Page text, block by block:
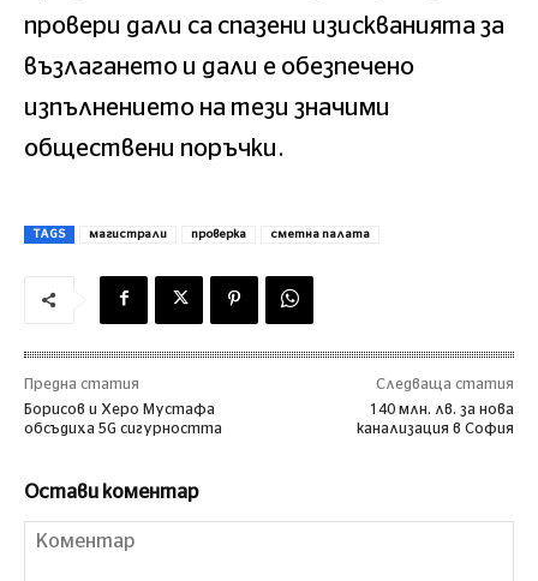
провери дали са спазени изискванията за
възлагането и дали е обезпечено
изпълнението на тези значими
обществени поръчки.
TAGS магистрали проверка сметна палата
Предна статия
Борисов и Херо Мустафа
обсъдиха 5G сигурността
Следваща статия
140 млн. лв. за нова
канализация в София
Остави коментар